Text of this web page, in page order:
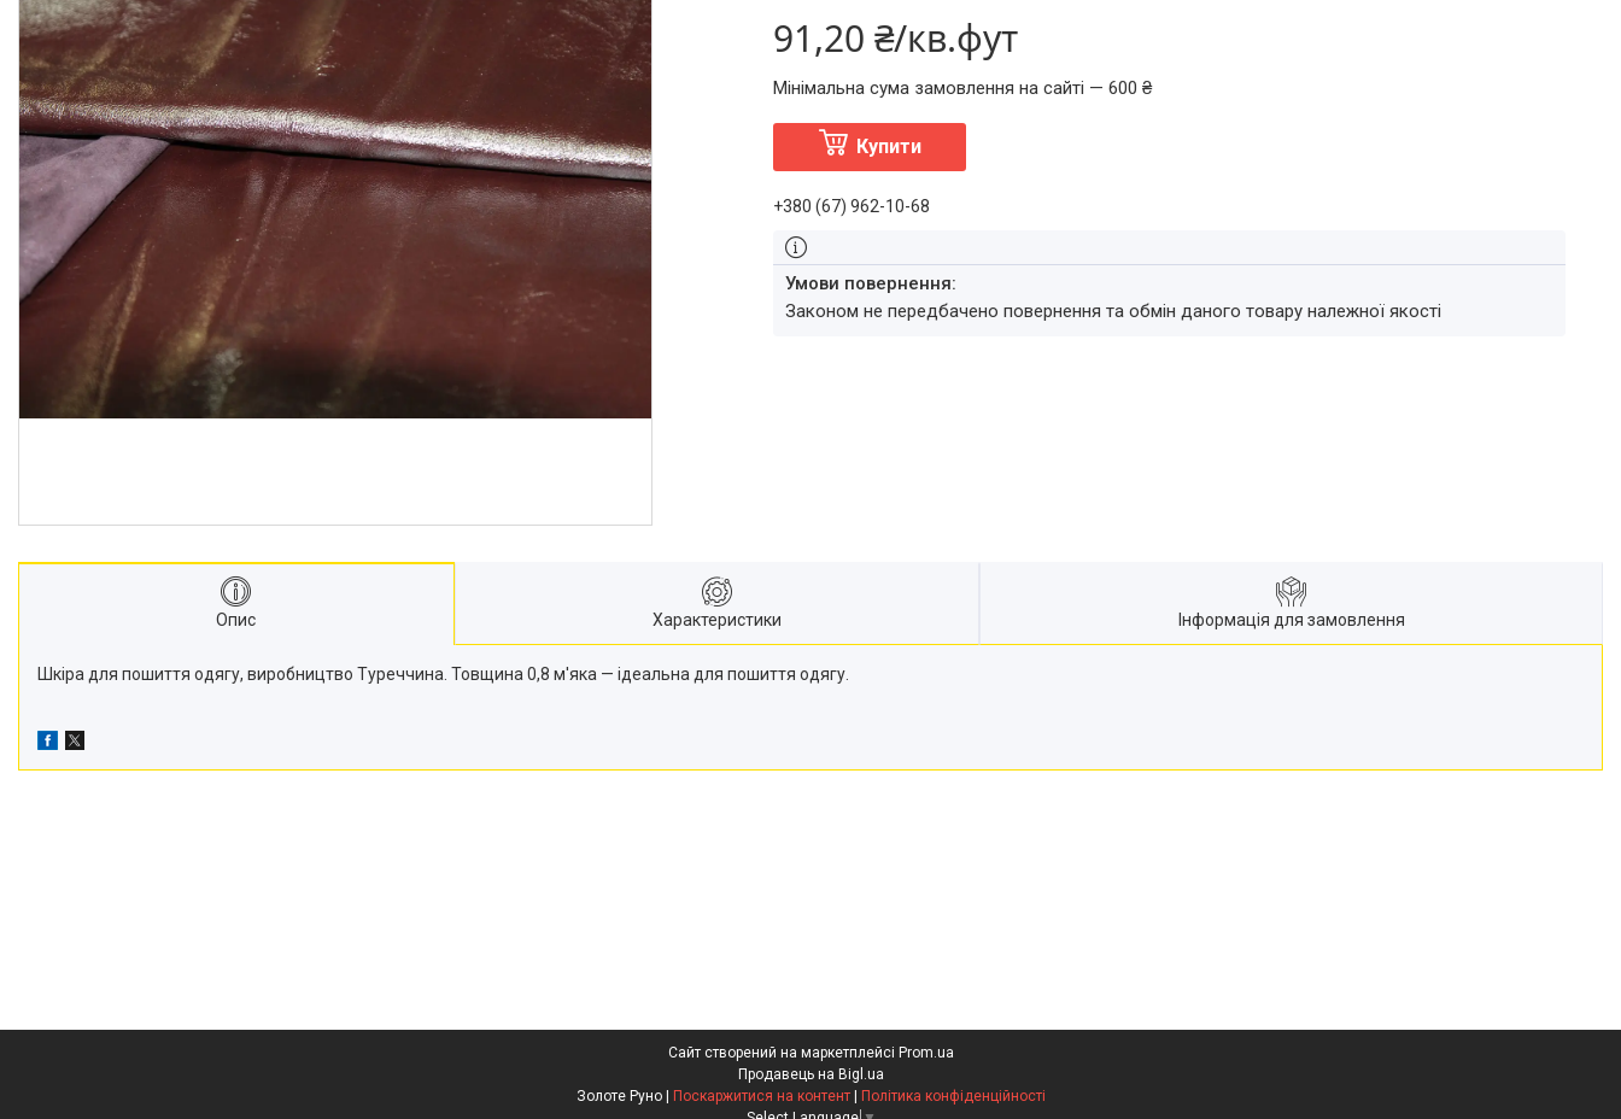
91,20 ₴/кв.фут
Мінімальна сума замовлення на сайті — 600 ₴
Купити
+380 (67) 962-10-68
Законом не передбачено повернення та обмін даного товару належної якості
Опис Характеристики Інформація для замовлення
Шкіра для пошиття одягу, виробництво Туреччина. Товщина 0,8 м'яка — ідеальна для пошиття одягу.
Сайт створений на маркетплейсі Prom.ua
Продавець на Bigl.ua
Золоте Руно | Поскаржитися на контент | Політика конфіденційності